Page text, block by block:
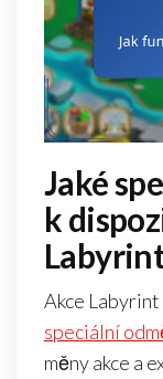
Jaké
k
Akce
speciální
měny akce a